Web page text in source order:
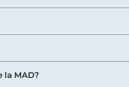
la MAD?